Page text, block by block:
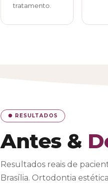
tratamento.
● RESULTADOS
Antes &
Resultados reais de
Brasília. Ortodontia